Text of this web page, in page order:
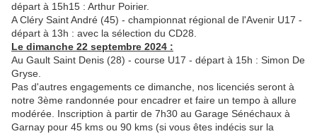
départ à 15h15 : Arthur Poirier.
A Cléry Saint André (45) - championnat régional de l'Avenir U17 -
départ à 13h : avec la sélection du CD28.
Le dimanche 22 septembre 2024 :
Au Gault Saint Denis (28) - course U17 - départ à 15h : Simon De
Gryse.
Pas d'autres engagements ce dimanche, nos licenciés seront à
notre 3ème randonnée pour encadrer et faire un tempo à allure
modérée. Inscription à partir de 7h30 au Garage Sénéchaux à
Garnay pour 45 kms ou 90 kms (si vous êtes indécis sur la